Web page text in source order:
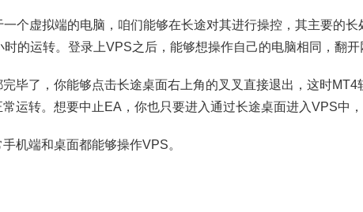
个虚拟端的电脑，咱们能够在长途对其进行操控，其主要的
时的运转。登录上VPS之后，能够想操作自己的电脑相同，翻开
毕了，你能够点击长途桌面右上角的叉叉直接退出，这时
运转。想要中止EA，你也只要进入通过长途桌面进入VPS中，
机端和桌面都能够操作VPS。